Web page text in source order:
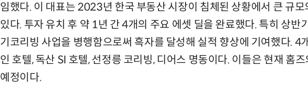
임했다. 이 대표는 2023년 한국 부동산 시장이 침체된 상황에서 큰 규
있다. 투자 유치 후 약 1년 간 4개의 주요 에셋 딜을 완료했다. 특히 상반
기코리빙 사업을 병행함으로써 흑자를 달성해 실적 향상에 기여했다. 4
인 호텔, 독산 SI 호텔, 선정릉 코리빙, 디어스 명동이다. 이들은 현재 홈
예정이다.